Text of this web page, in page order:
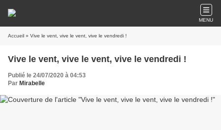
MENU
Accueil » Vive le vent, vive le vent, vive le vendredi !
Vive le vent, vive le vent, vive le vendredi !
Publié le 24/07/2020 à 04:53
Par Mirabelle